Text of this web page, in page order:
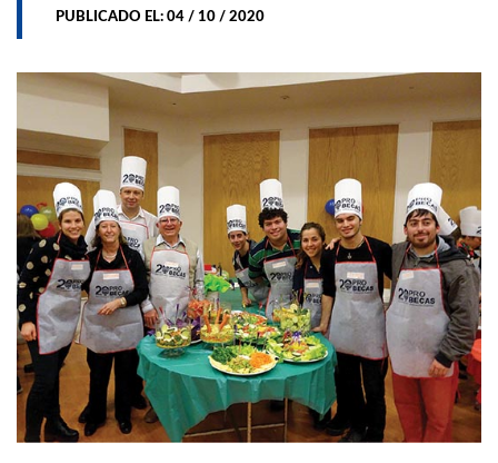
PUBLICADO EL: 04 / 10 / 2020